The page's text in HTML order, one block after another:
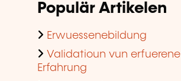
Populär Artikelen
Erwuessenebildung
Validatioun vun erfuerene
Erfahrung